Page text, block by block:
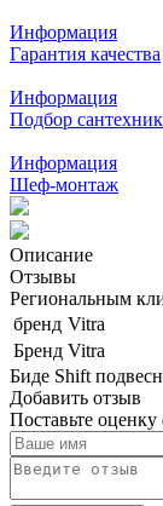
Информация
Гарантия качества
Информация
Подбор
Информация
Шеф-монтаж
Описание
Отзывы
Региональным
бренд Vitra
Бренд Vitra
Биде Shift
Добавить отзыв
Поставьте оценку